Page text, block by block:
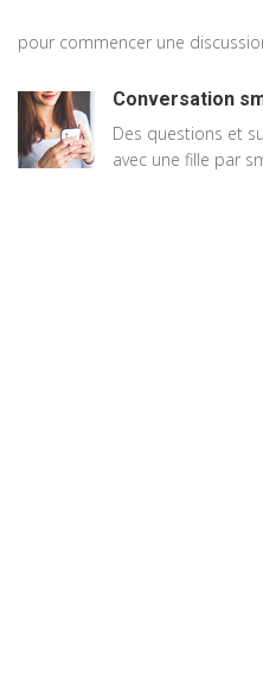
pour commencer une
Conversation
Des questions et
avec une fille par